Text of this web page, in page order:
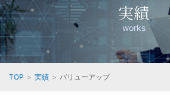
実績
works
TOP 実績 バリューアップ